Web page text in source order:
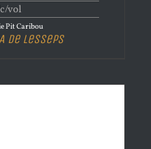
vol
Pit Caribou
de Lesseps